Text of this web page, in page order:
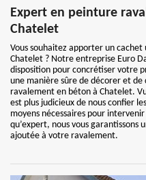
Expert en peinture
Chatelet
Vous souhaitez apporter un
Chatelet ? Notre entreprise Euro
disposition pour concrétiser votre
une manière sûre de décorer et de
ravalement en béton à Chatelet.
est plus judicieux de nous confier
moyens nécessaires pour
qu’expert, nous vous
ajoutée à votre ravalement.